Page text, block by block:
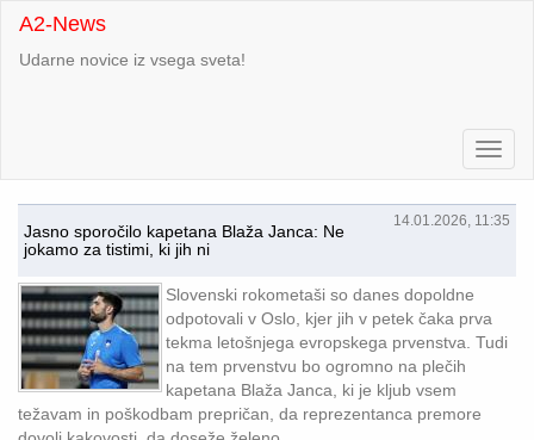
A2-News
Udarne novice iz vsega sveta!
14.01.2026, 11:35
Jasno sporočilo kapetana Blaža Janca: Ne
jokamo za tistimi, ki jih ni
Slovenski rokometaši so danes dopoldne
odpotovali v Oslo, kjer jih v petek čaka prva
tekma letošnjega evropskega prvenstva. Tudi
na tem prvenstvu bo ogromno na plečih
kapetana Blaža Janca, ki je kljub vsem
težavam in poškodbam prepričan, da reprezentanca premore